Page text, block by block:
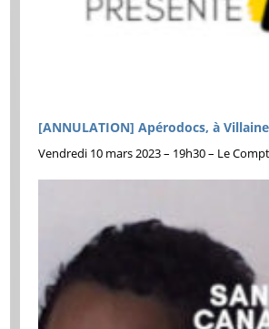
[ANNULATION] Apérodocs, à
Vendredi 10 mars 2023 – 19h30 – Le